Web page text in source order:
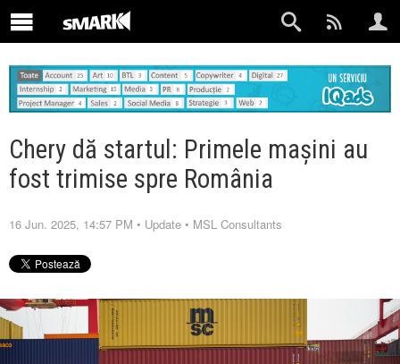
Chery dă startul: Primele mașini au
fost trimise spre România
16 Jun. 2025, 14:57 PM • Update • MSL Consultants